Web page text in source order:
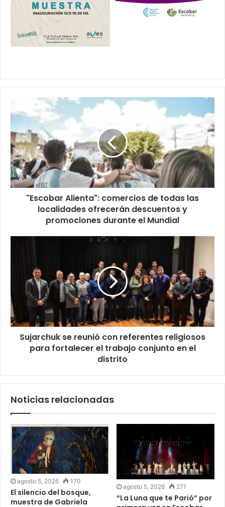
"Escobar Alienta": comercios de todas las
localidades ofrecerán descuentos y
promociones durante el Mundial
Sujarchuk se reunió con referentes religiosos
para fortalecer el trabajo conjunto en el
distrito
Noticias relacionadas
agosto 5, 2026 170
El silencio del bosque,
muestra de Gabriela
agosto 5, 2026 271
“La Luna que te Parió” por